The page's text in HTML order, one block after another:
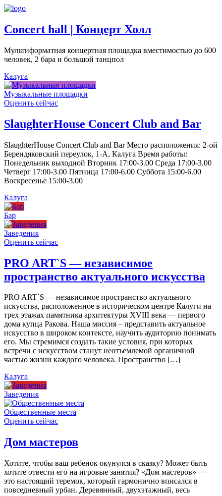
Concert hall | Концерт Холл
Мультиформатная концертная площадка вместимостью до 600
человек, 2 бара и большой танцпол
Калуга
Музыкальные площадки
Оценить сейчас
SlaughterHouse Concert Club and Bar
SlaughterHouse Concert Club and Bar Место расположения: 2-ой
Берендяковский переулок, 1-А, Калуга Время работы:
Понедельник выходной Вторник 17:00-3.00 Среда 17:00-3.00
Четверг 17:00-3.00 Пятница 17:00-6.00 Суббота 15:00-6.00
Воскресенье 15:00-3.00
Калуга
Бар
Заведения
Оценить сейчас
PRO ART`S — независимое
пространство актуального искусства
PRO ART`S — независимое пространство актуального
искусства, расположенное в историческом центре Калуги на
трех этажах памятника архитектуры XVIII века — первого
дома купца Ракова. Наша миссия – представить актуальное
искусство в широком контексте, научить аудиторию понимать
его. Мы стремимся создать такие условия, при которых
встречи с искусством станут неотъемлемой органичной
частью жизни каждого человека. Пространство […]
Калуга
Заведения
Общественные места
Оценить сейчас
Дом мастеров
Хотите, чтобы ваш ребенок окунулся в сказку? Может быть
хотите отвести его на игровые занятия? «Дом мастеров» —
это настоящий теремок, который гармонично вписался в
повседневный урбан. Деревянный, двухэтажный, весь